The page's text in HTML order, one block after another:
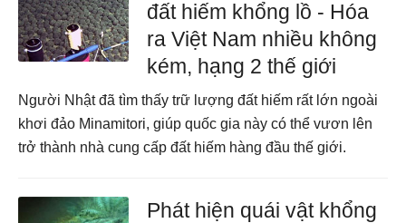
đất hiếm khổng lồ - Hóa
ra Việt Nam nhiều không
kém, hạng 2 thế giới
Người Nhật đã tìm thấy trữ lượng đất hiếm rất lớn ngoài
khơi đảo Minamitori, giúp quốc gia này có thể vươn lên
trở thành nhà cung cấp đất hiếm hàng đầu thế giới.
Phát hiện quái vật khổng